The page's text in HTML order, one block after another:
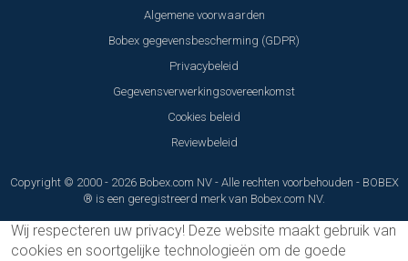
Algemene voorwaarden
Bobex gegevensbescherming (GDPR)
Privacybeleid
Gegevensverwerkingsovereenkomst
Cookies beleid
Reviewbeleid
Copyright © 2000 - 2026 Bobex.com NV - Alle rechten voorbehouden - BOBEX
® is een geregistreerd merk van Bobex.com NV.
Wij respecteren uw privacy! Deze website maakt gebruik van
cookies en soortgelijke technologieën om de goede